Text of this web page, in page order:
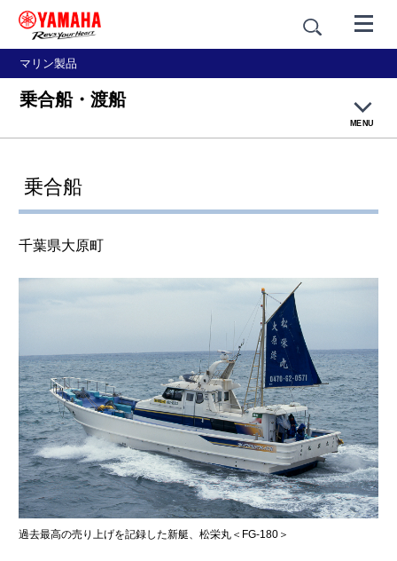
マリン製品
乗合船・渡船
MENU
釣り漁
網漁
篭壺漁・採貝藻
乗合船・観光船
ヤマハ設計室だより
乗合船
千葉県大原町
過去最高の売り上げを記録した新艇、松栄丸＜FG-180＞